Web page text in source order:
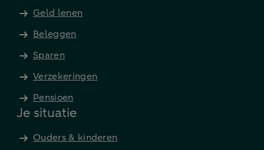
Geld lenen
Beleggen
Sparen
Verzekeringen
Pensioen
Je situatie
Ouders & kinderen